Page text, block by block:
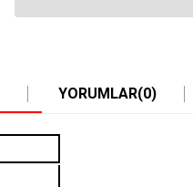
YORUMLAR(0)